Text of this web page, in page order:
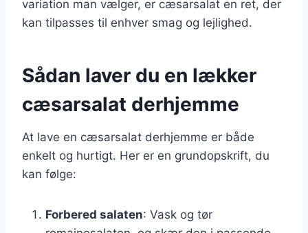
variation man vælger, er cæsarsalat en ret, der
kan tilpasses til enhver smag og lejlighed.
Sådan laver du en lækker
cæsarsalat derhjemme
At lave en cæsarsalat derhjemme er både
enkelt og hurtigt. Her er en grundopskrift, du
kan følge:
Forbered salaten: Vask og tør